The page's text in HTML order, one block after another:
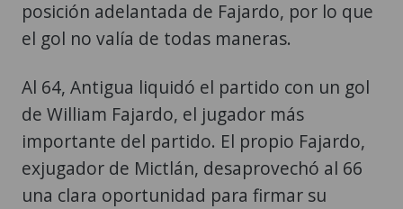
posición adelantada de Fajardo, por lo que
el gol no valía de todas maneras.
Al 64, Antigua liquidó el partido con un gol
de William Fajardo, el jugador más
importante del partido. El propio Fajardo,
exjugador de Mictlán, desaprovechó al 66
una clara oportunidad para firmar su